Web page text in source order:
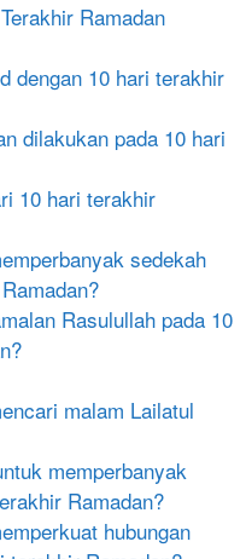
Ramadan
dengan 10 hari terakhir
dilakukan pada 10 hari
10 hari terakhir
sedekah
Rasulullah pada 10
malam Lailatul
memperbanyak
Ramadan?
hubungan